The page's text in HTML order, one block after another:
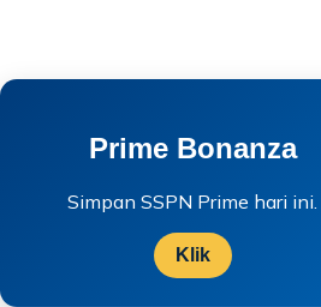
Prime Bonanza
Simpan SSPN Prime hari ini.
Klik